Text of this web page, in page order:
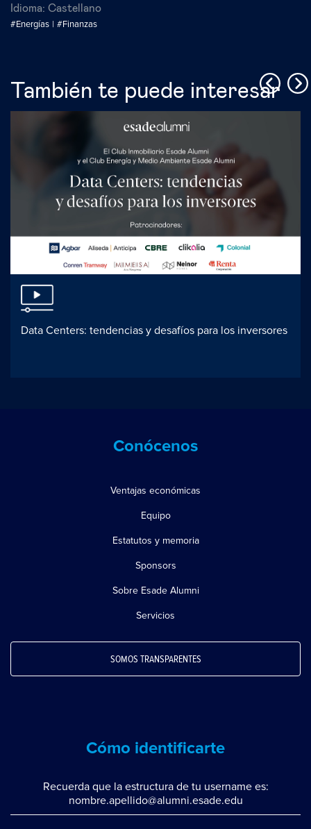
Idioma: Castellano
#Energías
#Finanzas
También te puede interesar
Data Centers: tendencias y desafíos para los inversores
Conócenos
Ventajas económicas
Equipo
Estatutos y memoria
Sponsors
Sobre Esade Alumni
Servicios
SOMOS TRANSPARENTES
Cómo identificarte
Recuerda que la estructura de tu username es:
nombre.apellido@alumni.esade.edu